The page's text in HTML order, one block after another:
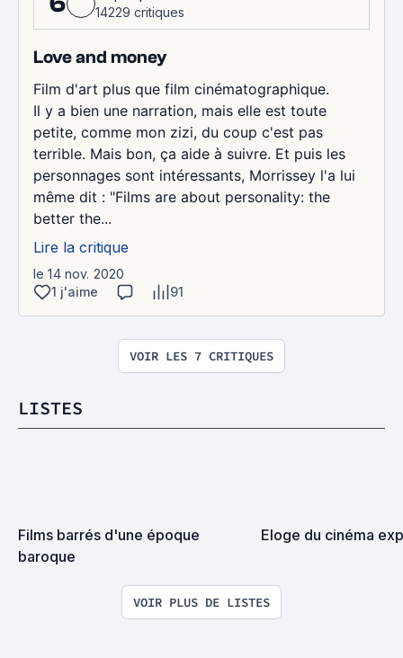
14229 critiques
Love and money
Film d'art plus que film cinématographique.
Il y a bien une narration, mais elle est toute
petite, comme mon zizi, du coup c'est pas
terrible. Mais bon, ça aide à suivre. Et puis les
personnages sont intéressants, Morrissey l'a lui
même dit : "Films are about personality: the
better the...
Lire la critique
le 14 nov. 2020
1 j'aime
91
VOIR LES 7 CRITIQUES
LISTES
Films barrés d'une époque
baroque
Eloge du cinéma
VOIR PLUS DE LISTES